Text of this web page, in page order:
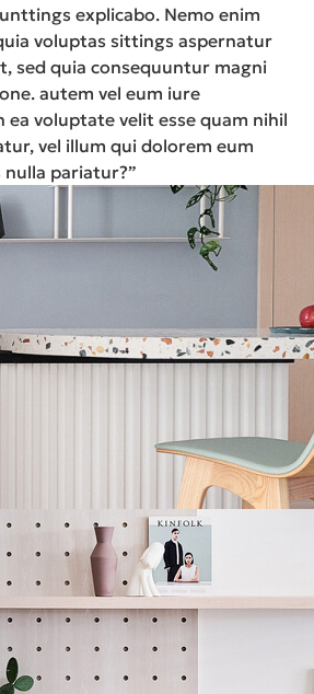
explicabo. Nemo enim
voluptas sittings aspernatur
sed quia consequuntur magni
autem vel eum iure
voluptate velit esse quam nihil
vel illum qui dolorem eum
pariatur?”